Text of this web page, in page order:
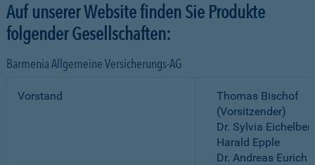
Auf unserer Website finden Sie Produkte
folgender Gesellschaften:
Barmenia Allgemeine Versicherungs-AG
Vorstand
Thomas Bischof
(Vorsitzender)
Dr. Sylvia
Harald Epple
Dr. Andreas Eurich